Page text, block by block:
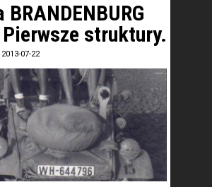
BRANDENBURG
struktury.
2013-07-22